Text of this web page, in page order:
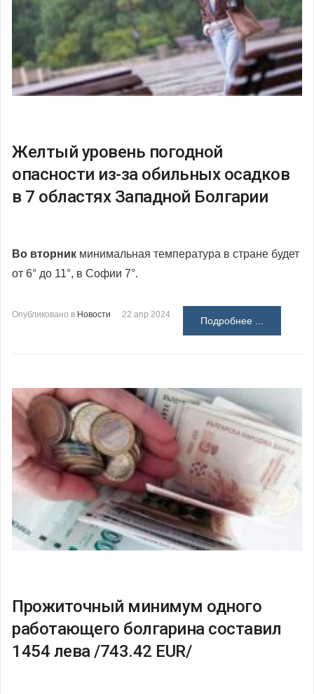
Желтый уровень погодной
опасности из-за обильных осадков
в 7 областях Западной Болгарии
Во вторник минимальная температура в стране будет
от 6° до 11°, в Софии 7°.
Опубликовано в Новости 22 апр 2024
Подробнее ...
Прожиточный минимум одного
работающего болгарина составил
1454 лева /743.42 EUR/